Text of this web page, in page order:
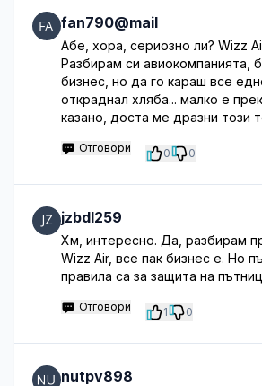
fan790@mail
Абе, хора, сериозно ли? Wizz
Разбирам си авиокомпанията,
бизнес, но да го караш все
откраднал хляба... малко е
казано, доста ме дразни този
Отговори 0 0
jzbdl259
Хм, интересно. Да, разбирам
Wizz Air, все пак бизнес е. Но
правила са за защита на
Отговори 1 0
nutpv898